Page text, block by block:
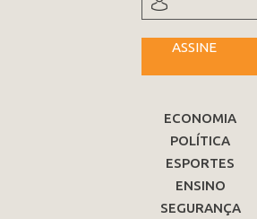
ASSINE
ECONOMIA
POLÍTICA
ESPORTES
ENSINO
SEGURANÇA